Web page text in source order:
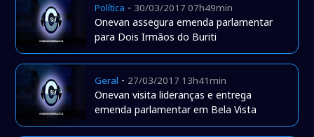
Política - 30/03/2017 07h49min
Onevan assegura emenda parlamentar
para Dois Irmãos do Buriti
Geral - 27/03/2017 13h41min
Onevan visita lideranças e entrega
emenda parlamentar em Bela Vista